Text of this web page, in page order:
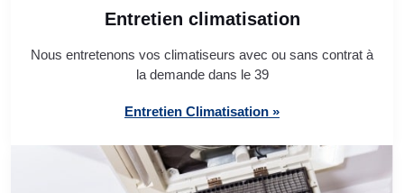
Entretien climatisation
Nous entretenons vos climatiseurs avec ou sans contrat à
la demande dans le 39
Entretien Climatisation »